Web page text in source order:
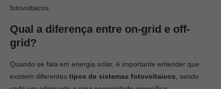
fotovoltaicos.
Qual a diferença entre on-grid e off-
grid?
Quando se fala em energia solar, é importante entender que
existem diferentes tipos de sistemas fotovoltaicos , sendo